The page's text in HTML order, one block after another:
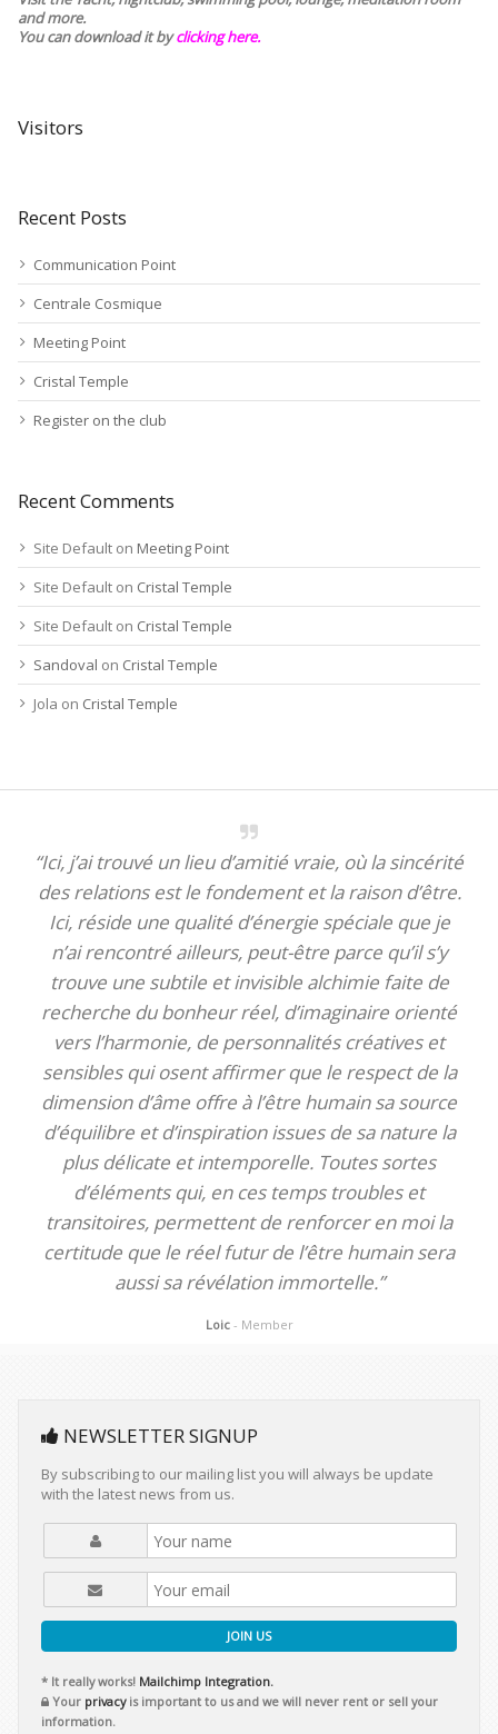
and more.
You can download it byclicking here.
Visitors
Recent Posts
Communication Point
Centrale Cosmique
Meeting Point
Cristal Temple
Register on the club
Recent Comments
Site Default on Meeting Point
Site Default on Cristal Temple
Site Default on Cristal Temple
Sandoval on Cristal Temple
Jola on Cristal Temple
“Ici, j’ai trouvé un lieu d’amitié vraie, où la sincérité
des relations est le fondement et la raison d’être.
Ici, réside une qualité d’énergie spéciale que je
n’ai rencontré ailleurs, peut-être parce qu’il s’y
trouve une subtile et invisible alchimie faite de
recherche du bonheur réel, d’imaginaire orienté
vers l’harmonie, de personnalités créatives et
sensibles qui osent affirmer que le respect de la
dimension d’âme offre à l’être humain sa source
d’équilibre et d’inspiration issues de sa nature la
plus délicate et intemporelle. Toutes sortes
d’éléments qui, en ces temps troubles et
transitoires, permettent de renforcer en moi la
certitude que le réel futur de l’être humain sera
aussi sa révélation immortelle.”
Loic - Member
NEWSLETTER SIGNUP
By subscribing to our mailing list you will always be update
with the latest news from us.
JOIN US
* It really works! Mailchimp Integration.
Your privacyis important to us and we will never rent or sell your
information.